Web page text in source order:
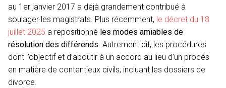
au 1er janvier 2017 a déjà grandement contribué à
soulager les magistrats. Plus récemment, le décret du 18
juillet 2025 a repositionné les modes amiables de
résolution des différends. Autrement dit, les procédures
dont l’objectif et d’aboutir à un accord au lieu d’un procès
en matière de contentieux civils, incluant les dossiers de
divorce.